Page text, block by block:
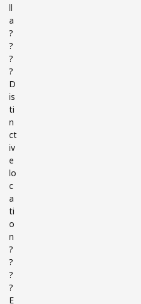
ll
a
?
?
?
?
D
is
ti
n
ct
iv
e
lo
c
a
ti
o
n
?
?
?
?
E